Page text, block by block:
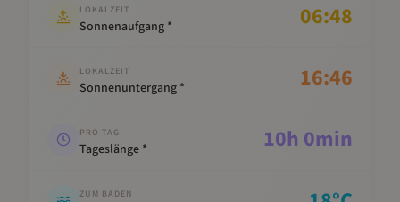
LOKALZEIT
Sonnenaufgang * 06:48
LOKALZEIT
Sonnenuntergang * 16:46
PRO TAG
Tageslänge * 10h 0min
ZUM BADEN